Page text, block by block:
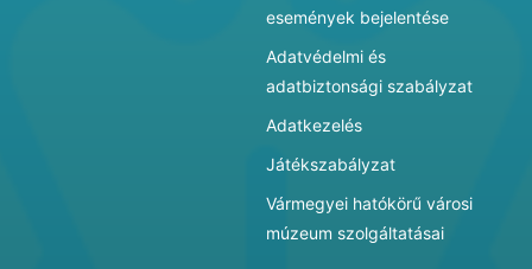
események bejelentése
Adatvédelmi és
adatbiztonsági szabályzat
Adatkezelés
Játékszabályzat
Vármegyei hatókörű városi
múzeum szolgáltatásai